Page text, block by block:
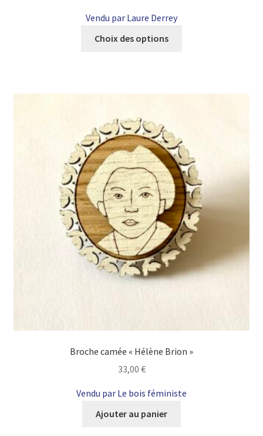
Vendu par Laure Derrey
Choix des options
être
choisies
sur
la
page
du
produit
Broche camée « Hélène Brion »
33,00 €
Vendu par Le bois féministe
Ajouter au panier